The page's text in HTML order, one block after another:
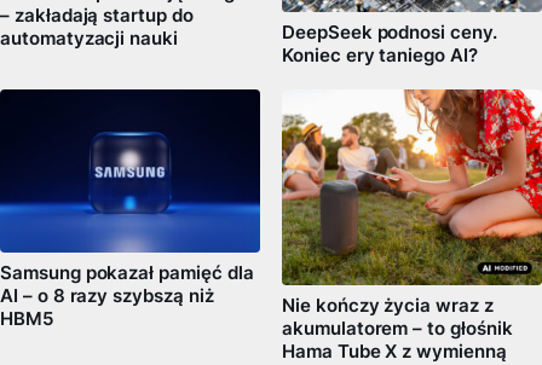
– zakładają startup do
automatyzacji nauki
DeepSeek podnosi ceny.
Koniec ery taniego AI?
Samsung pokazał pamięć dla
AI – o 8 razy szybszą niż
HBM5
Nie kończy życia wraz z
akumulatorem – to głośnik
Hama Tube X z wymienną